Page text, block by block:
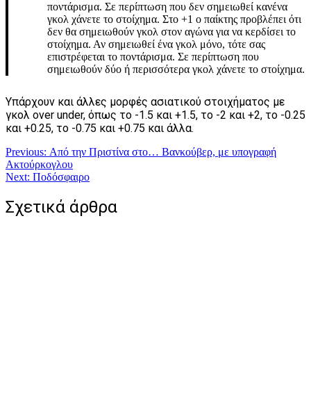
ποντάρισμα. Σε περίπτωση που δεν σημειωθεί κανένα
γκολ χάνετε το στοίχημα. Στο +1 ο παίκτης προβλέπει ότι
δεν θα σημειωθούν γκολ στον αγώνα για να κερδίσει το
στοίχημα. Αν σημειωθεί ένα γκολ μόνο, τότε σας
επιστρέφεται το ποντάρισμα. Σε περίπτωση που
σημειωθούν δύο ή περισσότερα γκολ χάνετε το στοίχημα.
Υπάρχουν και άλλες μορφές ασιατικού στοιχήματος με
γκολ over under, όπως το -1.5 και +1.5, το -2 και +2, το -0.25
και +0.25, το -0.75 και +0.75 και άλλα.
Πλοήγηση
άρθρων
Previous: Από την Πριστίνα στο… Βανκούβερ, με υπογραφή
Ακτούρκογλου
Next: Ποδόσφαιρο
Σχετικά άρθρα